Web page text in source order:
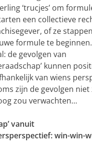
‘trucjes’ om
een collectieve
of ze
formule te
de gevolgen van
kunnen
van wiens
zijn de gevolgen niet
zou verwachten…
vanuit
win-win-